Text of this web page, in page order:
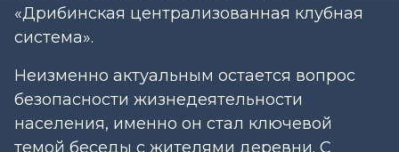
«Дрибинская централизованная клубная
система».
Неизменно актуальным остается вопрос
безопасности жизнедеятельности
населения, именно он стал ключевой
темой беседы с жителями деревни. С